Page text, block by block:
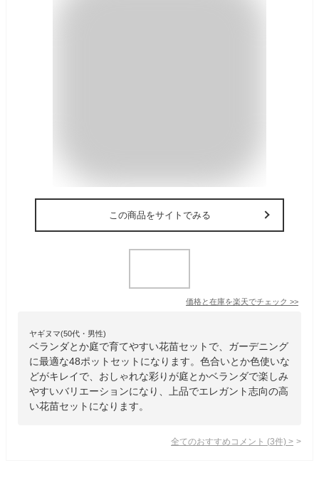
この商品をサイトでみる
価格と在庫を楽天でチェック >>
ヤギヌマ(50代・男性)
ベランダとか庭で育てやすい花苗セットで、ガーデニング
に最適な48ポットセットになります。色合いとか色使いな
どがキレイで、おしゃれな彩りが庭とかベランダで楽しみ
やすいバリエーションになり、上品でエレガント志向の高
い花苗セットになります。
全てのおすすめコメント (3件) >